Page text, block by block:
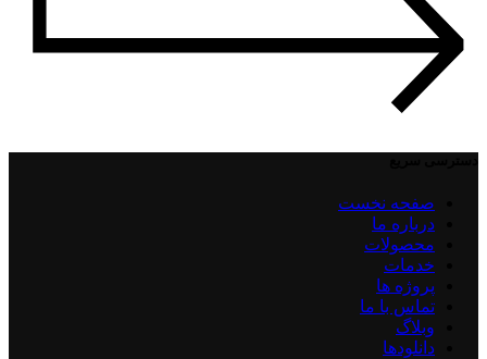
صفحه نخست
درباره ما
محصولات
خدمات
پروژه ها
تماس با ما
وبلاگ
دانلودها